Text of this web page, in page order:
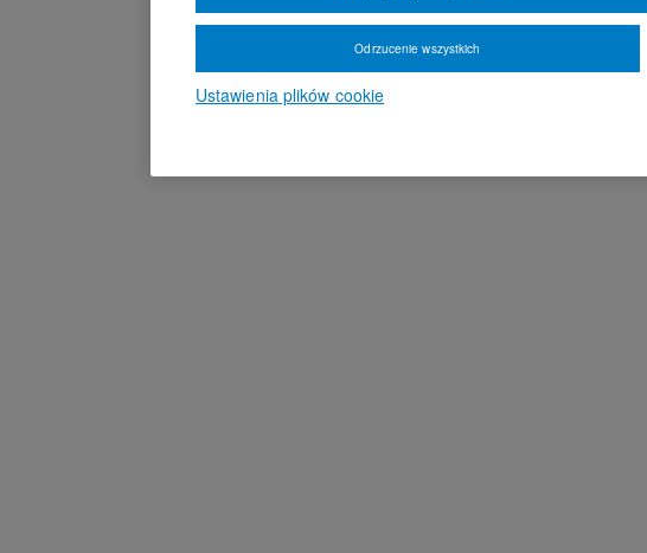
Ustawienia plików cookie
Odrzucenie wszystkich